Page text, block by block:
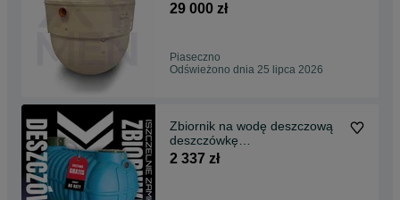
29 000 zł
Piaseczno
Odświeżono dnia 25 lipca 2026
Zbiornik na wodę deszczową
deszczówkę
MIKRORETENCJA -
2 337 zł